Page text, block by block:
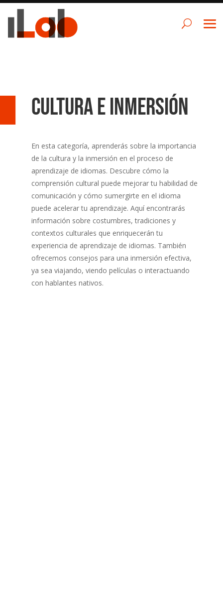
Cultura e inmersión
En esta categoría, aprenderás sobre la importancia
de la cultura y la inmersión en el proceso de
aprendizaje de idiomas. Descubre cómo la
comprensión cultural puede mejorar tu habilidad de
comunicación y cómo sumergirte en el idioma
puede acelerar tu aprendizaje. Aquí encontrarás
información sobre costumbres, tradiciones y
contextos culturales que enriquecerán tu
experiencia de aprendizaje de idiomas. También
ofrecemos consejos para una inmersión efectiva,
ya sea viajando, viendo películas o interactuando
con hablantes nativos.